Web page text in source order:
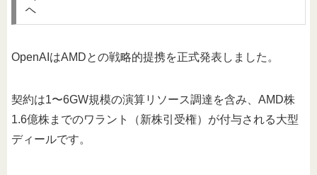
へ
OpenAIはAMDとの戦略的提携を正式発表しました。
契約は1〜6GW規模の演算リソース調達を含み、AMD株
1.6億株までのワラント（新株引受権）が付与される大型
ディールです。